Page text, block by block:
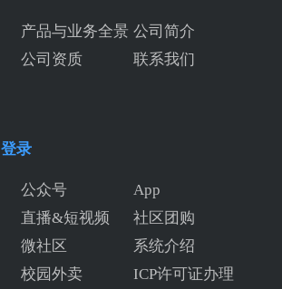
产品与业务全景 公司简介
公司资质
联系我们
登录
公众号
App
直播&短视频
社区团购
微社区
系统介绍
校园外卖 ICP许可证办理